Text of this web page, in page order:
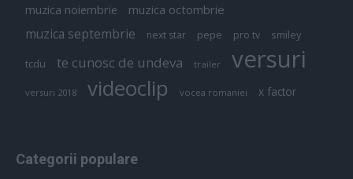
muzica noiembrie muzica octombrie
muzica septembrie next star pepe pro tv smiley
tcdu te cunosc de undeva trailer versuri
versuri 2018 videoclip vocea romaniei x factor
Categorii populare